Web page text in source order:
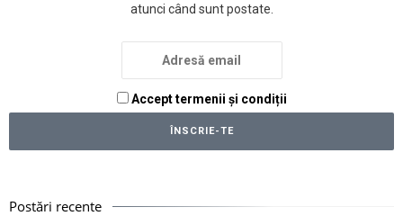
atunci când sunt postate.
Accept termenii și condiții
Postări recente